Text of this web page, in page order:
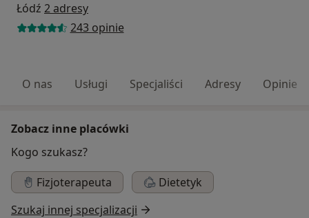
Łódź 2 adresy
243 opinie
O nas Usługi Specjaliści Adresy Opinie
Zobacz inne placówki
Kogo szukasz?
Fizjoterapeuta
Dietetyk
Szukaj innej specjalizacji